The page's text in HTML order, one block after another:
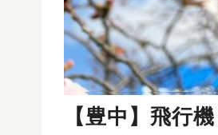
【豊中】飛行